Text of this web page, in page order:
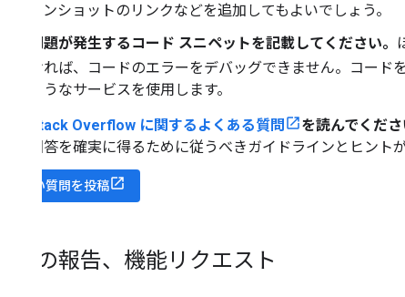
ーンショットのリンクなどを追加してもよいでしょう。
問題が発生するコード スニペットを記載してください。
ければ、コードのエラーをデバッグできません。コード
ようなサービスを使用します。
Stack Overflow に関するよくある質問 を読んでくださ
回答を確実に得るために従うべきガイドラインとヒント
新しい質問を投稿
問題の報告、機能リクエスト